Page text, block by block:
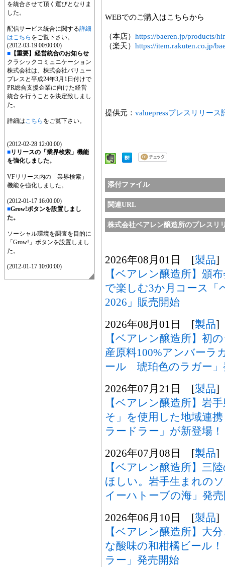
を統合させて頂く運びとなりま
した。
配信サービス統合に関する詳細
はこちら をご覧下さい。
(2012-03-19 00:00:00)
■ 【重要】経営統合のお知らせ
クラシックコミュニケーション
株式会社は、株式会社バリュー
プレスと平成24年3月1日付けで
PR総合支援企業に向けた経営
統合を行うことを決定致しまし
た。
詳細はこちら をご覧下さい。
(2012-02-28 12:00:00)
■リリースの「業界検索」機能
を強化しました。
VFリリース内の「業界検索」
機能を強化しました。
(2012-01-17 16:00:00)
■Grow!ボタンを設置しまし
た。
ソーシャル環境を調査を目的に
「Grow!」ボタンを設置しまし
た。
(2012-01-17 10:00:00)
WEBでのご購入はこちらから
（本店） https://baeren.jp/products/
（楽天） https://item.rakuten.co.jp/
提供元： valuepressプレスリリース
添付ファイル
関連URL
株式会社ベアレン醸造所のプレスリ
2026年08月01日 [製品]
【ベアレン醸造所】頒
で楽しむ3か月コース
2026」販売開始
2026年08月01日 [製品]
【ベアレン醸造所】初
産原料100%アンバー
ール 琥珀色のラガー」
2026年07月21日 [製品]
【ベアレン醸造所】岩
そ」を使用した地域連
ラードラー」が新登場！
2026年07月08日 [製品]
【ベアレン醸造所】三
ほしい。岩手生まれの
イーハトーブの海」発
2026年06月10日 [製品]
【ベアレン醸造所】大
な酸味の和柑橘ビール
ラー」発売開始